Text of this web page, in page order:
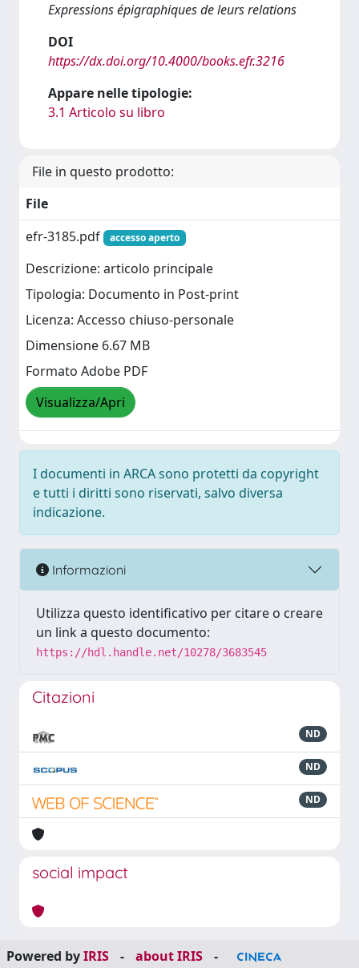
Expressions épigraphiques de leurs relations
DOI
https://dx.doi.org/10.4000/books.efr.3216
Appare nelle tipologie:
3.1 Articolo su libro
File in questo prodotto:
File
efr-3185.pdf
accesso aperto
Descrizione: articolo principale
Tipologia: Documento in Post-print
Licenza: Accesso chiuso-personale
Dimensione 6.67 MB
Formato Adobe PDF
Visualizza/Apri
I documenti in ARCA sono protetti da copyright
e tutti i diritti sono riservati, salvo diversa
indicazione.
Informazioni
Utilizza questo identificativo per citare o creare
un link a questo documento:
https://hdl.handle.net/10278/3683545
Citazioni
ND
ND
ND
social impact
Powered byIRIS - about IRIS
-